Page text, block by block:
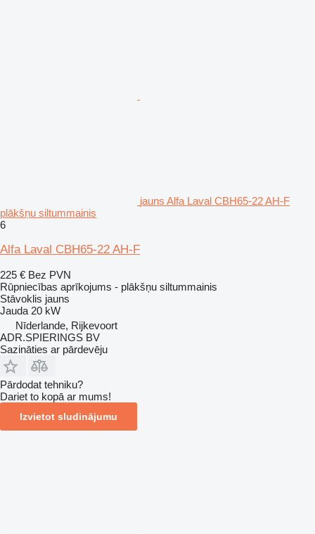
jauns Alfa Laval CBH65-22 AH-F
plākšņu siltummainis
6
Alfa Laval CBH65-22 AH-F
225 € Bez PVN
Rūpniecības aprīkojums - plākšņu siltummainis
Stāvoklis jauns
Jauda 20 kW
Nīderlande, Rijkevoort
ADR.SPIERINGS BV
Sazināties ar pārdevēju
Pārdodat tehniku?
Dariet to kopā ar mums!
Izvietot sludinājumu